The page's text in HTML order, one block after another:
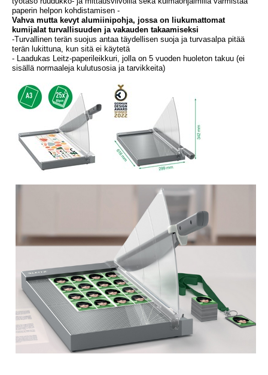
paperin helpon kohdistamisen -
Vahva mutta kevyt alumiinipohja, jossa on liukumattomat
kumijalat turvallisuuden ja vakauden takaamiseksi
-Turvallinen terän suojus antaa täydellisen suoja ja turvasalpa pitää
terän lukittuna, kun sitä ei käytetä
- Laadukas Leitz-paperileikkuri, jolla on 5 vuoden huoleton takuu (ei
sisällä normaaleja kulutusosia ja tarvikkeita)